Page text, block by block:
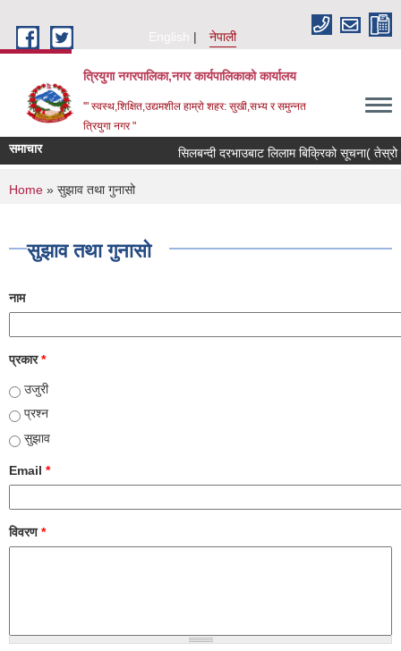
English
नेपाली
त्रियुगा नगरपालिका,नगर कार्यपालिकाको कार्यालय
'" स्वस्थ,शिक्षित,उद्यमशील हाम्रो शहर: सुखी,सभ्य र समुन्नत
त्रियुगा नगर "
समाचार सिलबन्दी दरभाउबाट लिलाम बिक्रिको सूचना( तेस्रो
You are here
Home » सुझाव तथा गुनासो
सुझाव तथा गुनासो
नाम
प्रकार*
उजुरी
प्रश्न
सुझाव
Email *
विवरण*